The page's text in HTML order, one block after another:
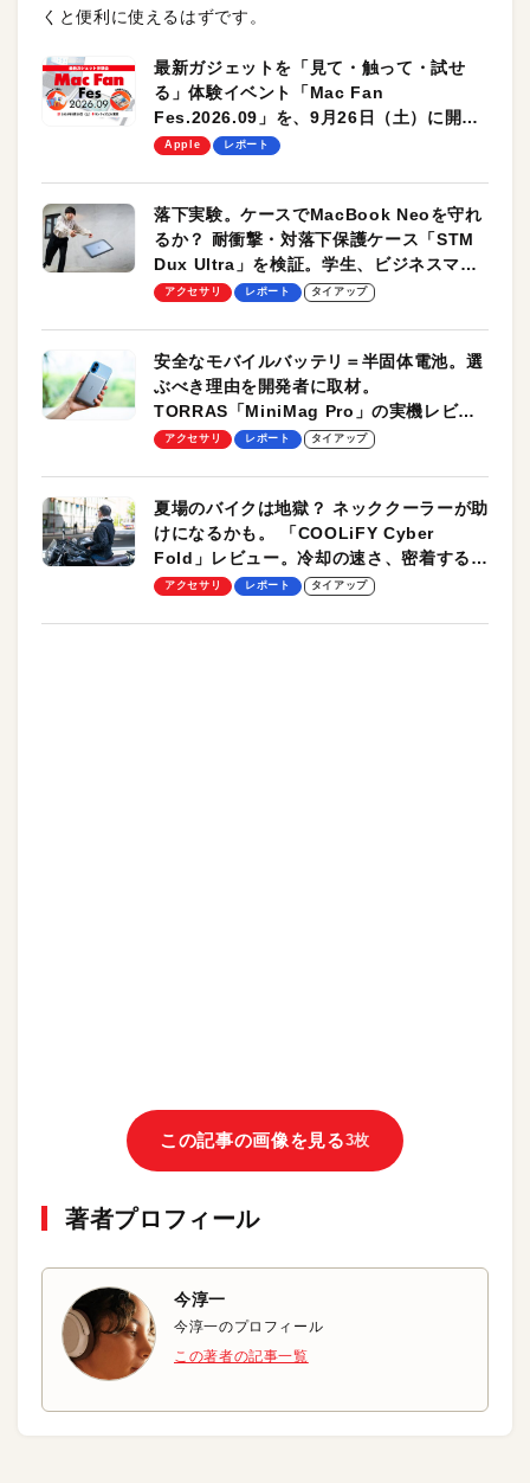
くと便利に使えるはずです。
最新ガジェットを「見て・触って・試せ
る」体験イベント「Mac Fan
Fes.2026.09」を、9月26日（土）に開催
します！
Apple レポート
落下実験。ケースでMacBook Neoを守れ
るか？ 耐衝撃・対落下保護ケース「STM
Dux Ultra」を検証。学生、ビジネスマン
のモバイルユースに最適！
アクセサリ レポート タイアップ
安全なモバイルバッテリ＝半固体電池。選
ぶべき理由を開発者に取材。
TORRAS「MiniMag Pro」の実機レビュ
ーも
アクセサリ レポート タイアップ
夏場のバイクは地獄？ ネッククーラーが助
けになるかも。 「COOLiFY Cyber
Fold」レビュー。冷却の速さ、密着する冷
却プレート、シンプルな操作性がグッド！
アクセサリ レポート タイアップ
この記事の画像を見る3枚
著者プロフィール
今淳一
今淳一のプロフィール
この著者の記事一覧